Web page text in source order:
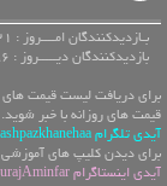
بـازدیدکنندگان امــــروز : 6221 نفر
بازدیدکنندگان دیـــــروز : 786 نفر
برای دریافت لیست قیمت های
قیمت های روزانه با خبر شوید.
آیدی تلگرام ashpazkhanehaa
برای دیدن کلیپ های آموزشی
آیدی اینستاگرام TourajAminfar